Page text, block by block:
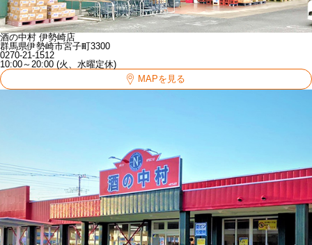
酒の中村 伊勢崎店
群馬県伊勢崎市宮子町3300
0270-21-1512
10:00～20:00 (火、水曜定休)
MAPを見る